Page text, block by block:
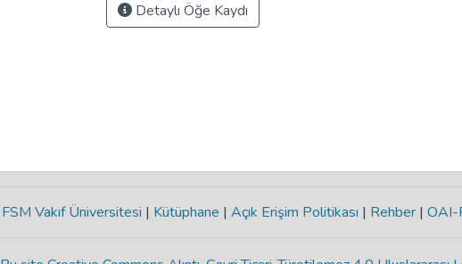
Detaylı Öğe Kaydı
FSM Vakıf Üniversitesi | Kütüphane | Açık Erişim Politikası | Rehber | OAI-